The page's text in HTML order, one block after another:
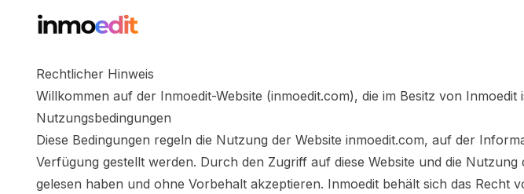
Rechtlicher Hinweis
Willkommen auf der Inmoedit-Website (inmoedit.com), die im Besitz von Inmoedit
Nutzungsbedingungen
Diese Bedingungen regeln die Nutzung der Website inmoedit.com, auf der
Verfügung gestellt werden. Durch den Zugriff auf diese Website und die
gelesen haben und ohne Vorbehalt akzeptieren. Inmoedit behält sich das Recht